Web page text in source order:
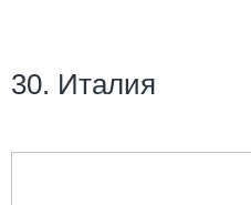
30. Италия